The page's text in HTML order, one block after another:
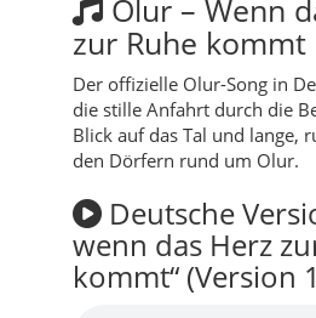
Blick auf das Tal und lange,
den Dörfern rund um Olur.
Deutsche
wenn das Herz
kommt“ (Version
Version 1 – die klassische
deine Fahrt durch die Täler